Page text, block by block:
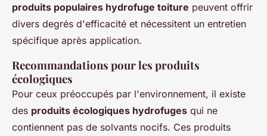
produits populaires hydrofuge toiture peuvent offrir
divers degrés d'efficacité et nécessitent un entretien
spécifique après application.
Recommandations pour les produits
écologiques
Pour ceux préoccupés par l'environnement, il existe
des produits écologiques hydrofuges qui ne
contiennent pas de solvants nocifs. Ces produits